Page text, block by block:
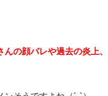
んの顔バレや過去の炎上、